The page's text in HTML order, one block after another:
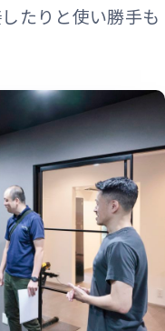
たりと使い勝手も